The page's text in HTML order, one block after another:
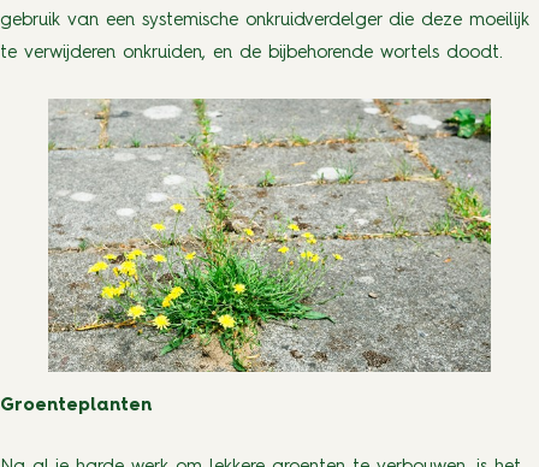
gebruik van een systemische onkruidverdelger die deze moeilijk
te verwijderen onkruiden, en de bijbehorende wortels doodt.
Groenteplanten